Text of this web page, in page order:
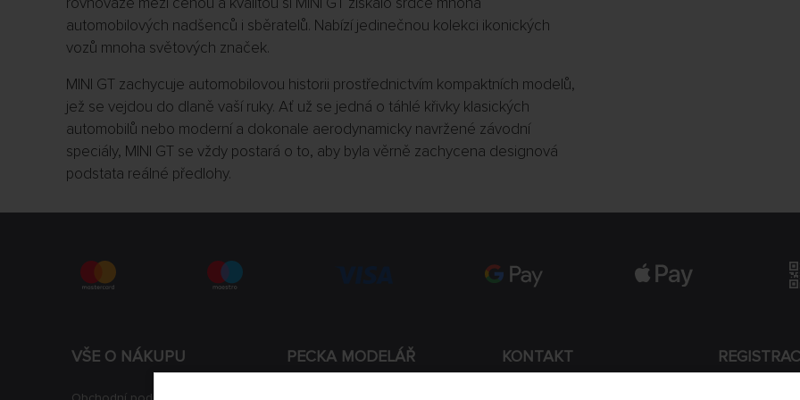
automobilových nadšenců i sběratelů. Nabízí jedinečnou kolekci ikonických
vozů mnoha světových značek.
MINI GT zachycuje automobilovou historii prostřednictvím kompaktních modelů,
jež se vejdou do dlaně vaší ruky. Ať už se jedná o táhlé křivky klasických
automobilů nebo moderní a dokonale aerodynamicky navržené závodní
speciály, MINI GT se vždy postará o to, aby byla věrně zachycena designová
podstata reálné předlohy.
VŠE O NÁKUPU PECKA MODELÁŘ KONTAKT